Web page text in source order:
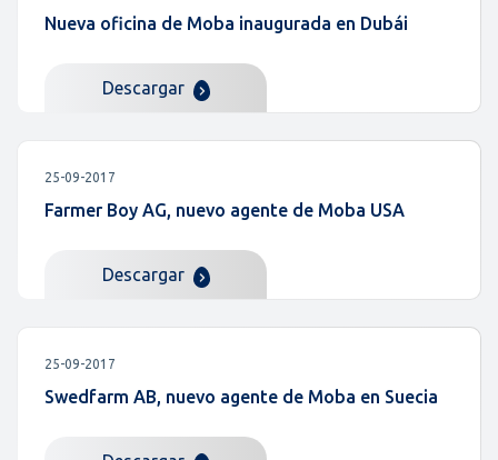
Nueva oficina de Moba inaugurada en Dubái
Descargar
25-09-2017
Farmer Boy AG, nuevo agente de Moba USA
Descargar
25-09-2017
Swedfarm AB, nuevo agente de Moba en Suecia